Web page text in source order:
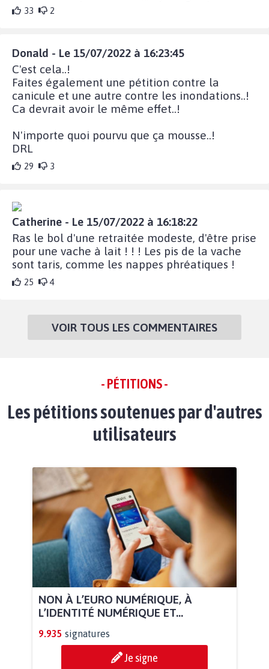
33 2
Donald - Le 15/07/2022 à 16:23:45
C'est cela..!
Faites également une pétition contre la
canicule et une autre contre les inondations..!
Ca devrait avoir le même effet..!
N'importe quoi pourvu que ça mousse..!
DRL
29 3
Catherine - Le 15/07/2022 à 16:18:22
Ras le bol d'une retraitée modeste, d'être prise
pour une vache à lait ! ! ! Les pis de la vache
sont taris, comme les nappes phréatiques !
25 4
VOIR TOUS LES COMMENTAIRES
- PÉTITIONS -
Les pétitions soutenues par d'autres
utilisateurs
NON À L’EURO NUMÉRIQUE, À
L’IDENTITÉ NUMÉRIQUE ET...
9.935 signatures
Je signe